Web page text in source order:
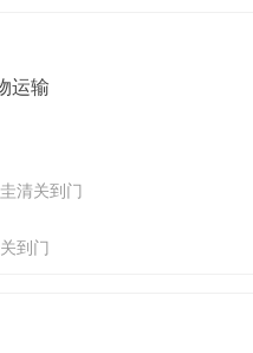
运输
清关到门
到门